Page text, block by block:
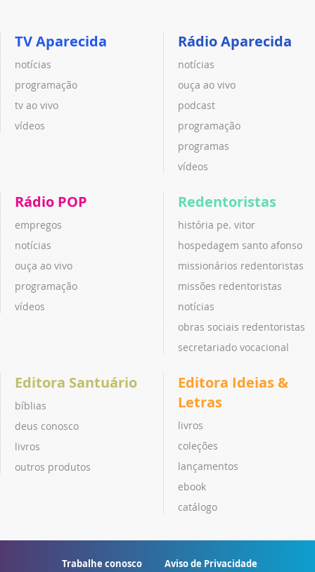
TV Aparecida
notícias
programação
tv ao vivo
vídeos
Rádio Aparecida
notícias
ouça ao vivo
podcast
programação
programas
vídeos
Rádio POP
empregos
notícias
ouça ao vivo
programação
vídeos
Redentoristas
história pe. vitor
hospedagem santo afonso
missionários redentoristas
missões redentoristas
notícias
obras sociais redentoristas
secretariado vocacional
Editora Santuário
bíblias
deus conosco
livros
outros produtos
Editora Ideias &
Letras
livros
coleções
lançamentos
ebook
catálogo
Trabalhe conosco Aviso de Privacidade